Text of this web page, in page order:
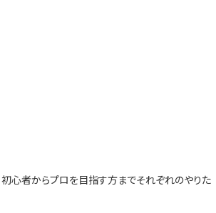
初心者からプロを目指す方までそれぞれのやりた